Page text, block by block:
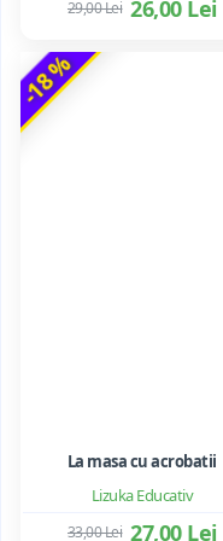
26,00 Lei
29,00 Lei
-18 %
Lizuka Educativ
La masa cu acrobatii
27,00 Lei
33,00 Lei